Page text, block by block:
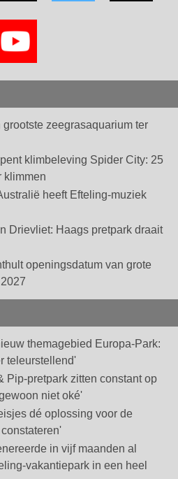
zeegrasaquarium ter
klimbeleving Spider City: 25
klimmen
heeft Efteling-muziek
Drievliet: Haags pretpark draait
openingsdatum van grote
themagebied Europa-Park:
teleurstellend'
Pip-pretpark zitten constant op
niet oké'
dé oplossing voor de
in vijf maanden al
vakantiepark in een heel